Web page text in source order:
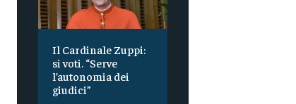
Il Cardinale Zuppi:
si voti. “Serve
l’autonomia dei
giudici”